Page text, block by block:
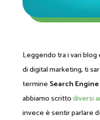
Leggendo tra i vari
di digital marketing, ti
termine Search
abbiamo scrittodiversi
invece è sentir parlare